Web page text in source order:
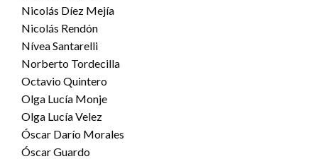
Nicolás Díez Mejía
Nicolás Rendón
Nívea Santarelli
Norberto Tordecilla
Octavio Quintero
Olga Lucía Monje
Olga Lucía Velez
Óscar Darío Morales
Óscar Guardo